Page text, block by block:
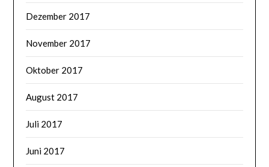
Dezember 2017
November 2017
Oktober 2017
August 2017
Juli 2017
Juni 2017